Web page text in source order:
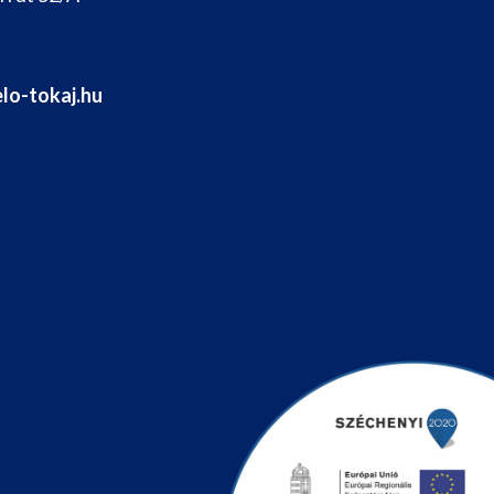
tokaj.hu